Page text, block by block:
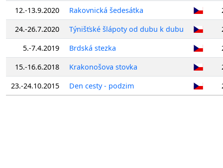
12.-13.9.2020
Rakovnická šedesátka
24.-26.7.2020
Týnišťské šlápoty od dubu k dubu
5.-7.4.2019
Brdská stezka
15.-16.6.2018
Krakonošova stovka
23.-24.10.2015
Den cesty - podzim